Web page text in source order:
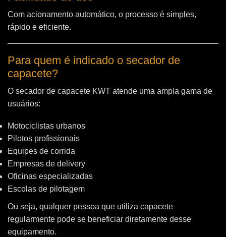
Com acionamento automático, o processo é simples,
rápido e eficiente.
Para quem é indicado o secador de
capacete?
O secador de capacete KWT atende uma ampla gama de
usuários:
Motociclistas urbanos
Pilotos profissionais
Equipes de corrida
Empresas de delivery
Oficinas especializadas
Escolas de pilotagem
Ou seja, qualquer pessoa que utiliza capacete
regularmente pode se beneficiar diretamente desse
equipamento.